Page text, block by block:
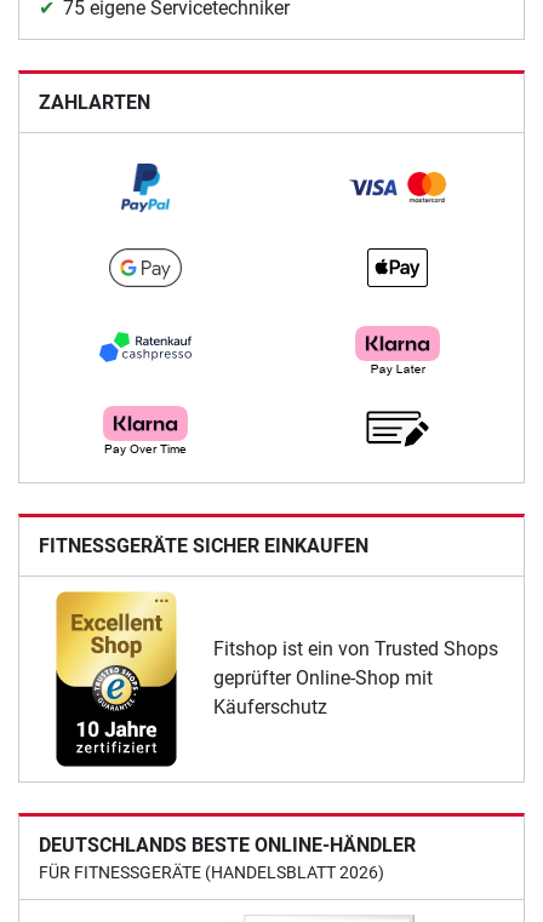
75 eigene Servicetechniker
ZAHLARTEN
FITNESSGERÄTE SICHER EINKAUFEN
Fitshop ist ein von Trusted Shops
geprüfter Online-Shop mit
Käuferschutz
DEUTSCHLANDS BESTE ONLINE-HÄNDLER
FÜR FITNESSGERÄTE (HANDELSBLATT 2026)